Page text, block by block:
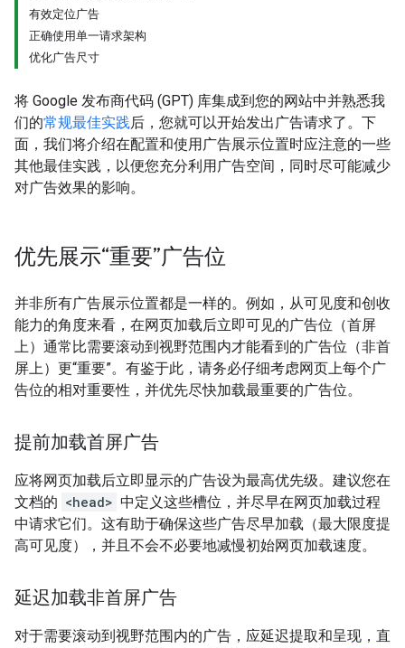
有效定位广告
正确使用单一请求架构
优化广告尺寸
将 Google 发布商代码 (GPT) 库集成到您的网站中并熟悉我
们的常规最佳实践后，您就可以开始发出广告请求了。下
面，我们将介绍在配置和使用广告展示位置时应注意的一些
其他最佳实践，以便您充分利用广告空间，同时尽可能减少
对广告效果的影响。
优先展示“重要”广告位
并非所有广告展示位置都是一样的。例如，从可见度和创收
能力的角度来看，在网页加载后立即可见的广告位（首屏
上）通常比需要滚动到视野范围内才能看到的广告位（非首
屏上）更“重要”。有鉴于此，请务必仔细考虑网页上每个广
告位的相对重要性，并优先尽快加载最重要的广告位。
提前加载首屏广告
应将网页加载后立即显示的广告设为最高优先级。建议您在
文档的 <head> 中定义这些槽位，并尽早在网页加载过程
中请求它们。这有助于确保这些广告尽早加载（最大限度提
高可见度），并且不会不必要地减慢初始网页加载速度。
延迟加载非首屏广告
对于需要滚动到视野范围内的广告，应延迟提取和呈现，直